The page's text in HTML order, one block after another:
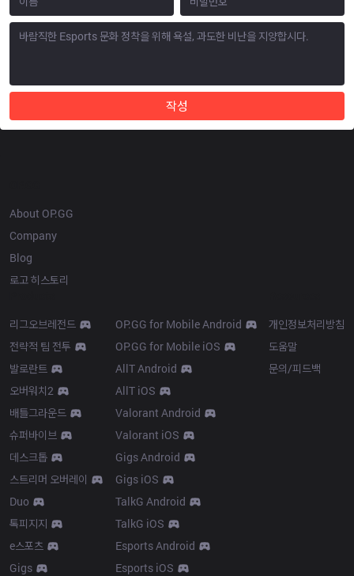
작성
About OP.GG
Company
Blog
로고 히스토리
리그오브레전드
전략적 팀 전투
발로란트
오버워치2
배틀그라운드
슈퍼바이브
데스크톱
스트리머 오버레이
Duo
톡피지지
e스포츠
Gigs
OP.GG for Mobile Android
OP.GG for Mobile iOS
AllT Android
AllT iOS
Valorant Android
Valorant iOS
Gigs Android
Gigs iOS
TalkG Android
TalkG iOS
Esports Android
Esports iOS
개인정보처리방침
도움말
문의/피드백